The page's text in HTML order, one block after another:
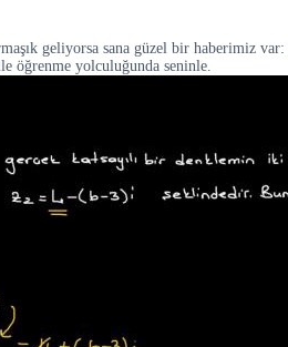
geliyorsa sana güzel bir haberimiz var:
öğrenme yolculuğunda seninle.